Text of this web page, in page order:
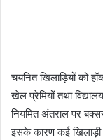
चयनित खिलाड़ियों को
खेल प्रेमियों तथा
नियमित अंतराल पर
इसके कारण कई खिलाड़ी